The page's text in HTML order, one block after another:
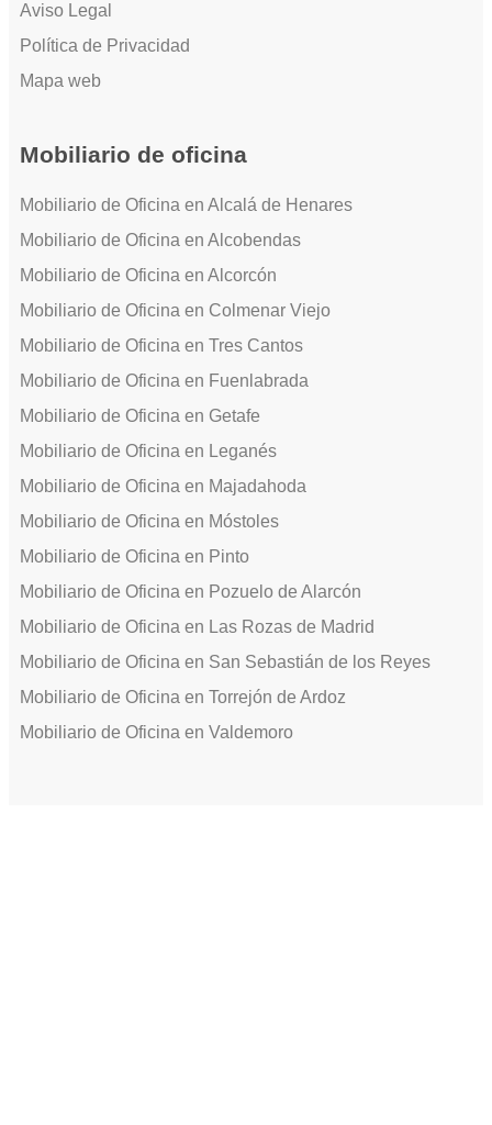
Aviso Legal
Política de Privacidad
Mapa web
Mobiliario de oficina
Mobiliario de Oficina en Alcalá de Henares
Mobiliario de Oficina en Alcobendas
Mobiliario de Oficina en Alcorcón
Mobiliario de Oficina en Colmenar Viejo
Mobiliario de Oficina en Tres Cantos
Mobiliario de Oficina en Fuenlabrada
Mobiliario de Oficina en Getafe
Mobiliario de Oficina en Leganés
Mobiliario de Oficina en Majadahoda
Mobiliario de Oficina en Móstoles
Mobiliario de Oficina en Pinto
Mobiliario de Oficina en Pozuelo de Alarcón
Mobiliario de Oficina en Las Rozas de Madrid
Mobiliario de Oficina en San Sebastián de los Reyes
Mobiliario de Oficina en Torrejón de Ardoz
Mobiliario de Oficina en Valdemoro